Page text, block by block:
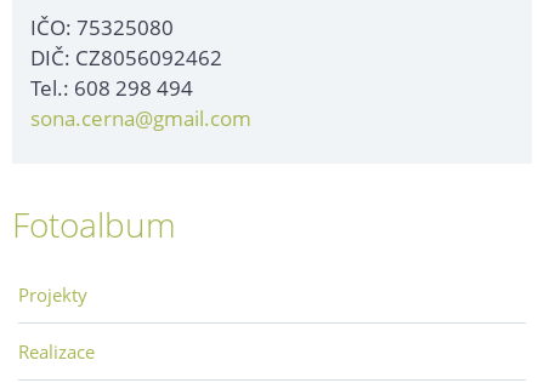
IČO: 75325080
DIČ: CZ8056092462
Tel.: 608 298 494
sona.cerna@gmail.com
Fotoalbum
Projekty
Realizace